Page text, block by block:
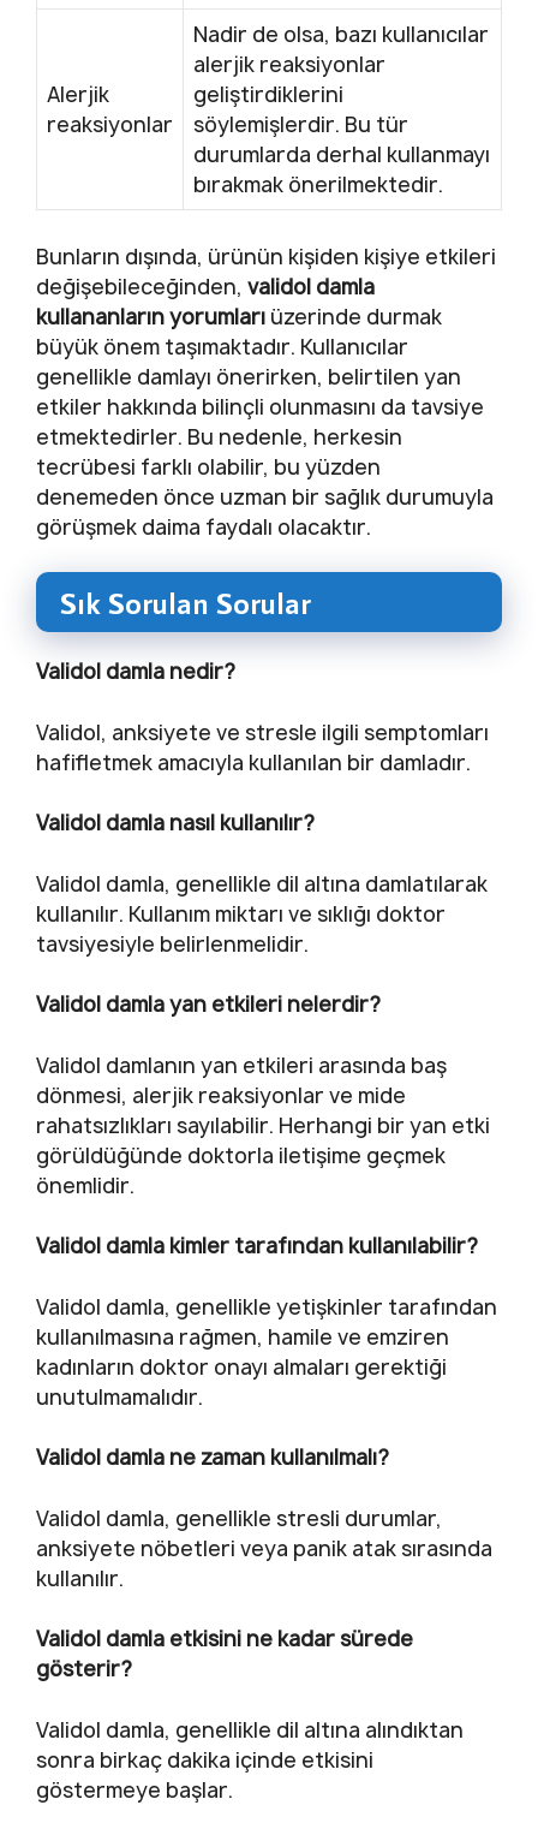
Alerjik
reaksiyonlar
Nadir de olsa, bazı kullanıcılar
alerjik reaksiyonlar
geliştirdiklerini
söylemişlerdir. Bu tür
durumlarda derhal kullanmayı
bırakmak önerilmektedir.
Bunların dışında, ürünün kişiden kişiye etkileri
değişebileceğinden, validol damla
kullananların yorumları üzerinde durmak
büyük önem taşımaktadır. Kullanıcılar
genellikle damlayı önerirken, belirtilen yan
etkiler hakkında bilinçli olunmasını da tavsiye
etmektedirler. Bu nedenle, herkesin
tecrübesi farklı olabilir, bu yüzden
denemeden önce uzman bir sağlık durumuyla
görüşmek daima faydalı olacaktır.
Sık Sorulan Sorular
Validol damla nedir?
Validol, anksiyete ve stresle ilgili semptomları
hafifletmek amacıyla kullanılan bir damladır.
Validol damla nasıl kullanılır?
Validol damla, genellikle dil altına damlatılarak
kullanılır. Kullanım miktarı ve sıklığı doktor
tavsiyesiyle belirlenmelidir.
Validol damla yan etkileri nelerdir?
Validol damlanın yan etkileri arasında baş
dönmesi, alerjik reaksiyonlar ve mide
rahatsızlıkları sayılabilir. Herhangi bir yan etki
görüldüğünde doktorla iletişime geçmek
önemlidir.
Validol damla kimler tarafından kullanılabilir?
Validol damla, genellikle yetişkinler tarafından
kullanılmasına rağmen, hamile ve emziren
kadınların doktor onayı almaları gerektiği
unutulmamalıdır.
Validol damla ne zaman kullanılmalı?
Validol damla, genellikle stresli durumlar,
anksiyete nöbetleri veya panik atak sırasında
kullanılır.
Validol damla etkisini ne kadar sürede
gösterir?
Validol damla, genellikle dil altına alındıktan
sonra birkaç dakika içinde etkisini
göstermeye başlar.